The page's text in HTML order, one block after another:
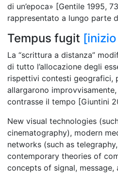
di un’epoca» [Gentile 1995,
rappresentato a lungo parte
Tempus fugit
La “scrittura a distanza”
di tutto l’allocazione degli
rispettivi contesti geografici,
allargarono
contrasse il tempo [Giuntini
New visual technologies
cinematography), modern
networks (such as
contemporary theories of
concepts of signal, message,